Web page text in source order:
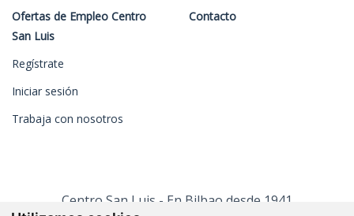
Ofertas de Empleo Centro
San Luis
Regístrate
Iniciar sesión
Trabaja con nosotros
Contacto
Centro San Luis - En Bilbao desde 1941